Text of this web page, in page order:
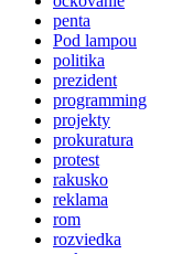
penta
Pod lampou
politika
prezident
programming
projekty
prokuratura
protest
rakusko
reklama
rom
rozviedka